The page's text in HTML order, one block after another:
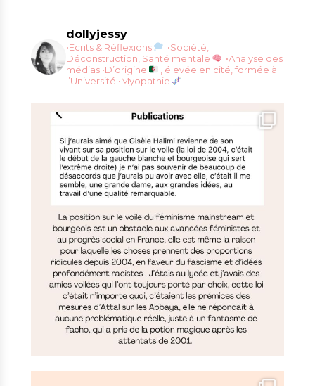
dollyjessy
•Ecrits & Réflexions
•Société,
Déconstruction, Santé mentale
•Analyse des
médias •D’origine
, élevée en cité, formée à
l’Université •Myopathie